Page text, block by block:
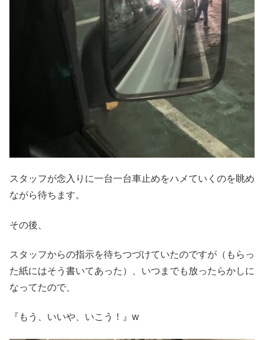
スタッフが念入りに一台一台車止めをハメていくのを眺め
ながら待ちます。
その後、
スタッフからの指示を待ちつづけていたのですが（もらっ
た紙にはそう書いてあった）、いつまでも放ったらかしに
なってたので、
『もう、いいや、いこう！』w